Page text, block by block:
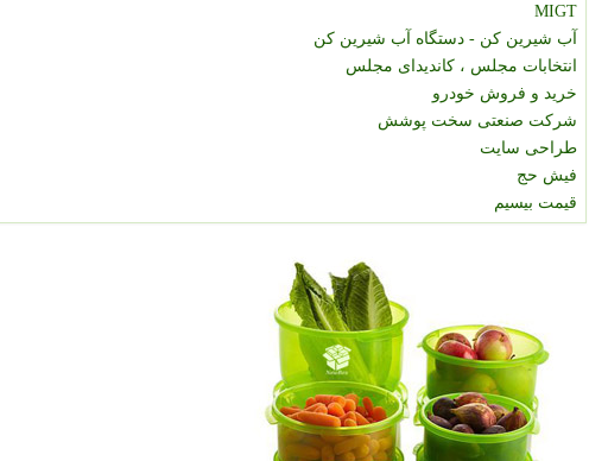
MIGT
آب شیرین کن - دستگاه آب شیرین کن
انتخابات مجلس ، کاندیدای مجلس
خرید و فروش خودرو
شرکت صنعتی سخت پوشش
طراحی سایت
فیش حج
قیمت بیسیم